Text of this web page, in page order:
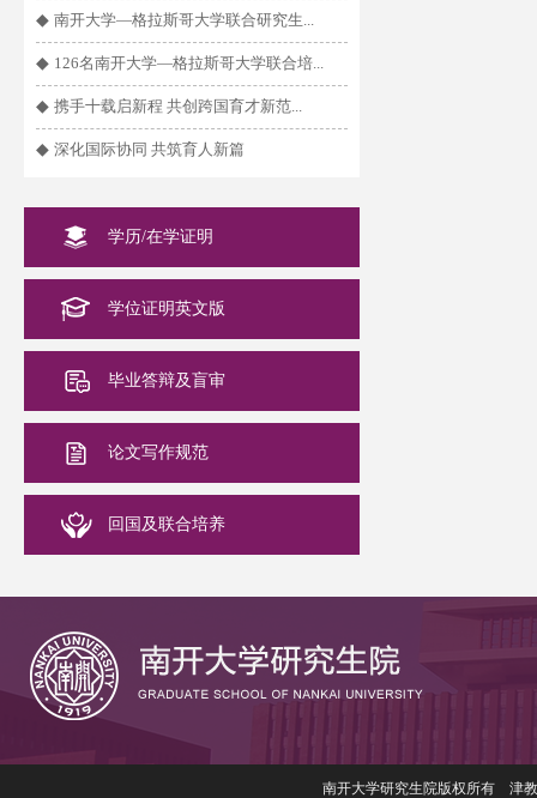
◆ 南开大学—格拉斯哥大学联合研究生...
◆ 126名南开大学—格拉斯哥大学联合培...
◆ 携手十载启新程 共创跨国育才新范...
◆ 深化国际协同 共筑育人新篇
学历/在学证明
学位证明英文版
毕业答辩及盲审
论文写作规范
回国及联合培养
南开大学研究生院版权所有 津